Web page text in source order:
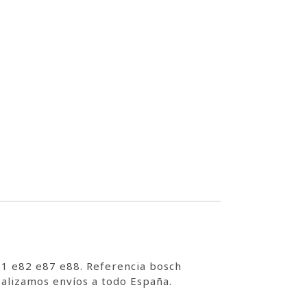
e82 e87 e88. Referencia bosch
envíos a todo España.